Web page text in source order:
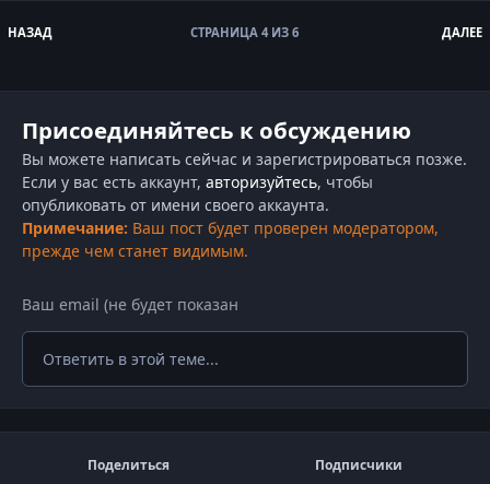
НАЗАД ДАЛЕЕ
СТРАНИЦА 4 ИЗ 6
Присоединяйтесь к обсуждению
Вы можете написать сейчас и зарегистрироваться позже.
Если у вас есть аккаунт, авторизуйтесь, чтобы
опубликовать от имени своего аккаунта.
Примечание: Ваш пост будет проверен модератором,
прежде чем станет видимым.
Ответить в этой теме...
Поделиться Подписчики